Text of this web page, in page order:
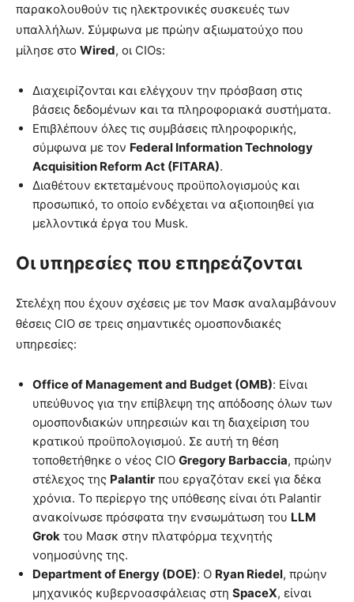
παρακολουθούν τις ηλεκτρονικές συσκευές των
υπαλλήλων. Σύμφωνα με πρώην αξιωματούχο που
μίλησε στο Wired, οι CIOs:
Διαχειρίζονται και ελέγχουν την πρόσβαση στις
βάσεις δεδομένων και τα πληροφοριακά συστήματα.
Επιβλέπουν όλες τις συμβάσεις πληροφορικής,
σύμφωνα με τον Federal Information Technology
Acquisition Reform Act (FITARA).
Διαθέτουν εκτεταμένους προϋπολογισμούς και
προσωπικό, το οποίο ενδέχεται να αξιοποιηθεί για
μελλοντικά έργα του Musk.
Οι υπηρεσίες που επηρεάζονται
Στελέχη που έχουν σχέσεις με τον Μασκ αναλαμβάνουν
θέσεις CIO σε τρεις σημαντικές ομοσπονδιακές
υπηρεσίες:
Office of Management and Budget (OMB): Είναι
υπεύθυνος για την επίβλεψη της απόδοσης όλων των
ομοσπονδιακών υπηρεσιών και τη διαχείριση του
κρατικού προϋπολογισμού. Σε αυτή τη θέση
τοποθετήθηκε ο νέος CIO Gregory Barbaccia, πρώην
στέλεχος της Palantir που εργαζόταν εκεί για δέκα
χρόνια. Το περίεργο της υπόθεσης είναι ότι Palantir
ανακοίνωσε πρόσφατα την ενσωμάτωση του LLM
Grok του Μασκ στην πλατφόρμα τεχνητής
νοημοσύνης της.
Department of Energy (DOE): Ο Ryan Riedel, πρώην
μηχανικός κυβερνοασφάλειας στη SpaceX, είναι